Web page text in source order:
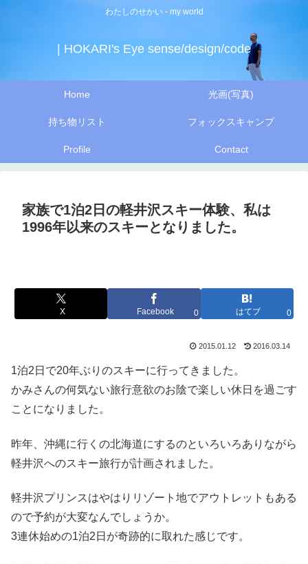
わたしのせかい - my world
| HOKARI's Eye sense/design/code
Home 光画(写真)
持ち物リスト フォックスキャンプ
Profile Contact
家族で1泊2日の軽井沢スキー体験、私は
1996年以来のスキーとなりました。
X Facebook 0 はてブ 0
2015.01.12 2016.03.14
1泊2日で20年ぶりのスキーに行ってきました。
かみさんの何気ない旅行意欲のお陰で楽しい休日を過ごす
ことになりました。
昨年、沖縄に行くの北海道にするのといろいろありながら
軽井沢へのスキー旅行が計画されました。
軽井沢プリンスはやはりリゾート地でアウトレットもある
ので予約が大変なんでしょうか。
3連休始めの1泊2日が奇跡的に取れた感じです。